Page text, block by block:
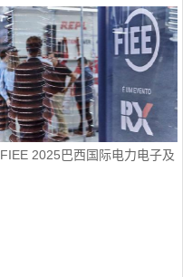
智能能源展销售正式启动
FIEE 2025巴西国际电力电子及